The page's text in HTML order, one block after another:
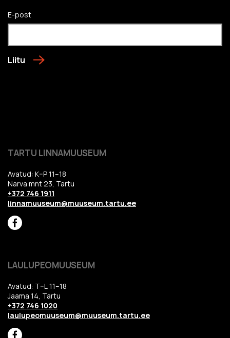
E-post
Liitu
TARTU LINNAMUUSEUM
Avatud: K–P 11–18
Narva mnt 23, Tartu
+372 746 1911
linnamuuseum@muuseum.tartu.ee
LAULUPEOMUUSEUM
Avatud: T–L 11–18
Jaama 14, Tartu
+372 746 1020
laulupeomuuseum@muuseum.tartu.ee